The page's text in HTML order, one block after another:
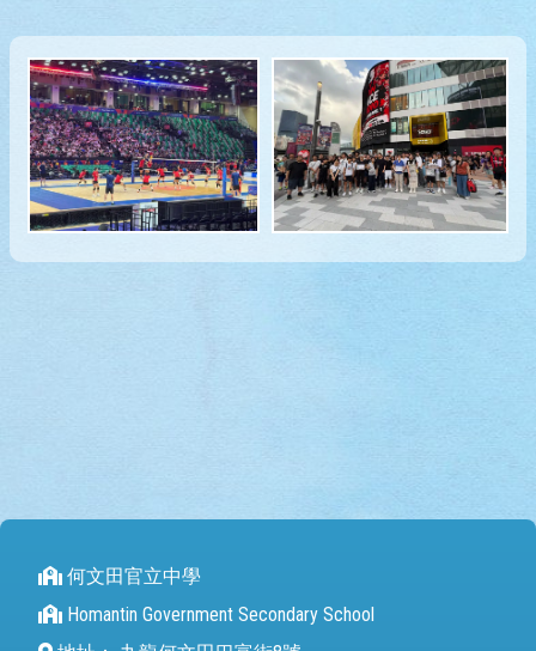
何文田官立中學
Homantin Government Secondary School